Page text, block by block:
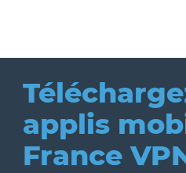
applis
France